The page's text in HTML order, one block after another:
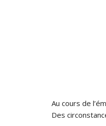
Au cours de
Des